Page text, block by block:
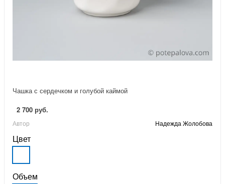
Чашка с сердечком и голубой каймой
2 700 руб.
Автор Надежда Жолобова
Цвет
Объем